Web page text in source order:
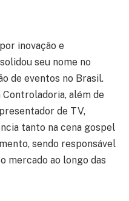
inovação e
seu nome no
de eventos no Brasil.
além de
de TV,
tanto na cena gospel
sendo responsável
mercado ao longo das